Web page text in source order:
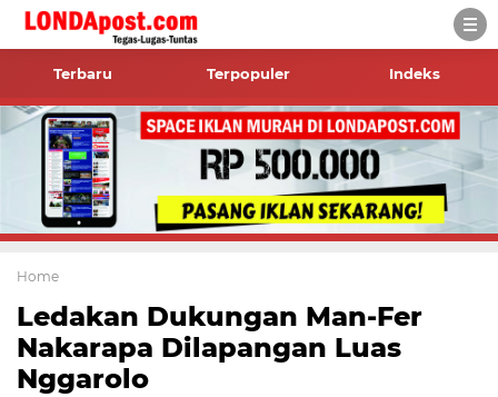
Terbaru Terpopuler Indeks
Home
Ledakan Dukungan Man-Fer
Nakarapa Dilapangan Luas
Nggarolo